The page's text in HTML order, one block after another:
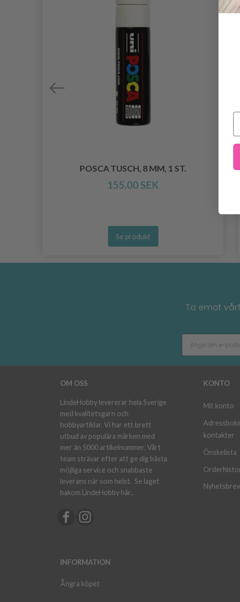
POSCA TUSCH, 8 MM, 1 ST.
155.00 SEK
Se produkt
Ta emot
OM OSS
LindeHobby levererar hela Sverige
med kvalitetsgarn och
hobbyartiklar. Vi har ett brett
utbud av populära märken med
mer än 5000 artikelnummer. Vårt
team strävar efter att ge dig bästa
möjliga service och snabbaste
leverans när som helst. Se laget
bakom LindeHobby här..
INFORMATION
Ångra köpet
KONTO
Mit konto
Adressboks
kontakter
Önskelista
Nyhetsbrev